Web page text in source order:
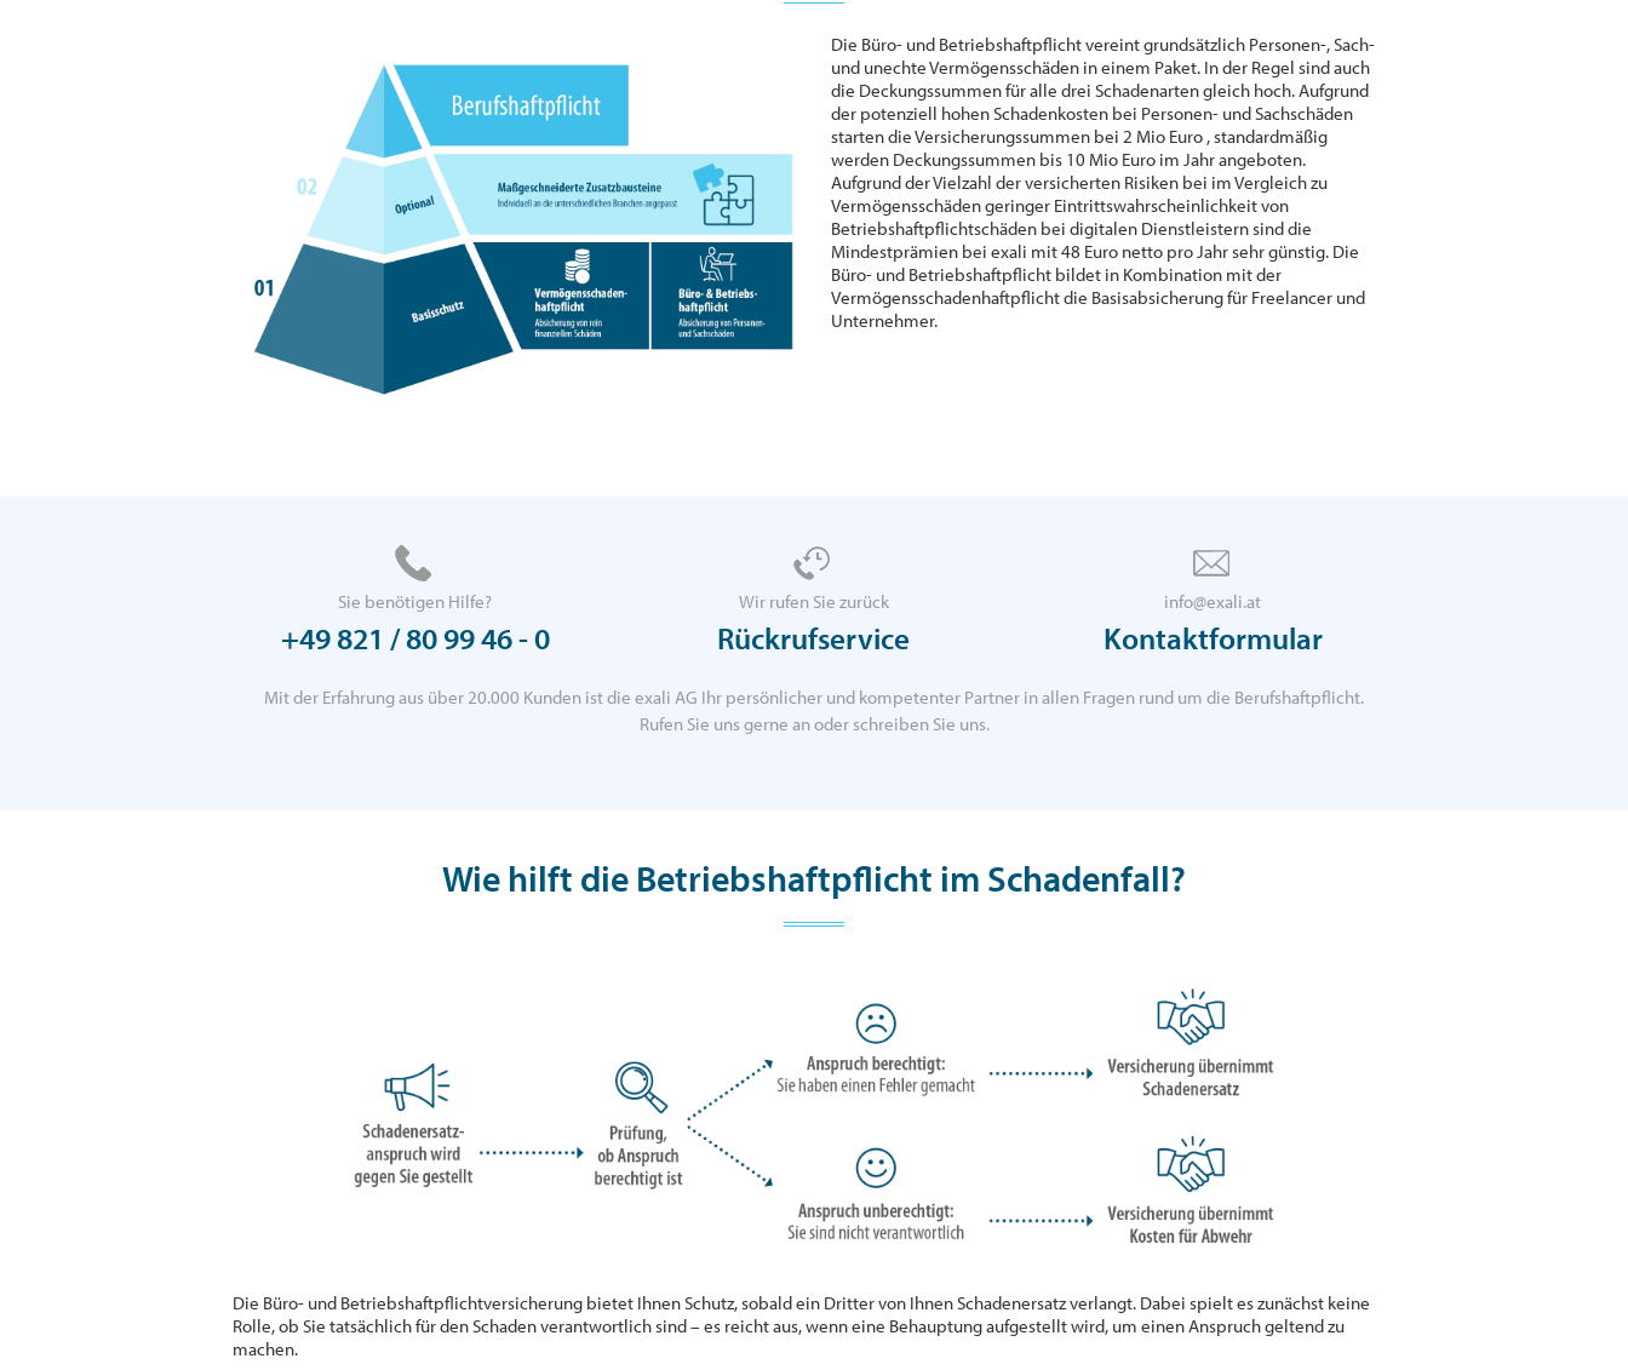
Die Büro- und Betriebshaftpflicht vereint grundsätzlich Personen-, Sach-
und unechte Vermögensschäden in einem Paket. In der Regel sind auch
die Deckungssummen für alle drei Schadenarten gleich hoch. Aufgrund
der potenziell hohen Schadenkosten bei Personen- und Sachschäden
starten die Versicherungssummen bei 2 Mio Euro , standardmäßig
werden Deckungssummen bis 10 Mio Euro im Jahr angeboten.
Aufgrund der Vielzahl der versicherten Risiken bei im Vergleich zu
Vermögensschäden geringer Eintrittswahrscheinlichkeit von
Betriebshaftpflichtschäden bei digitalen Dienstleistern sind die
Mindestprämien bei exali mit 48 Euro netto pro Jahr sehr günstig. Die
Büro- und Betriebshaftpflicht bildet in Kombination mit der
Vermögensschadenhaftpflicht die Basisabsicherung für Freelancer und
Unternehmer.
Sie benötigen Hilfe?
+49 821 / 80 99 46 - 0
Wir rufen Sie zurück
Rückrufservice
info@exali.at
Kontaktformular
Mit der Erfahrung aus über 20.000 Kunden ist die exali AG Ihr persönlicher und kompetenter Partner in allen Fragen rund um die Berufshaftpflicht.
Rufen Sie uns gerne an oder schreiben Sie uns.
Wie hilft die Betriebshaftpflicht im Schadenfall?
Die Büro- und Betriebshaftpflichtversicherung bietet Ihnen Schutz, sobald ein Dritter von Ihnen Schadenersatz verlangt. Dabei spielt es zunächst keine
Rolle, ob Sie tatsächlich für den Schaden verantwortlich sind – es reicht aus, wenn eine Behauptung aufgestellt wird, um einen Anspruch geltend zu
machen.